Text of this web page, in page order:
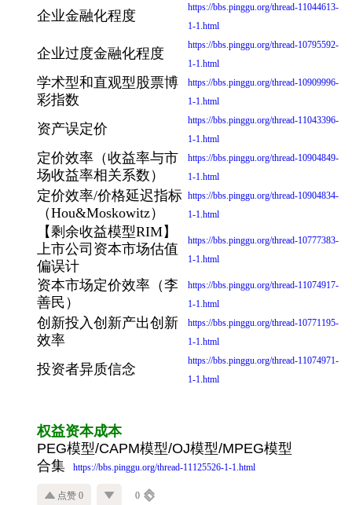
企业金融化程度
https://bbs.pinggu.org/thread-11044613-
1-1.html
企业过度金融化程度
https://bbs.pinggu.org/thread-10795592-
1-1.html
学术型和直观型股票博
彩指数
https://bbs.pinggu.org/thread-10909996-
1-1.html
资产误定价
https://bbs.pinggu.org/thread-11043396-
1-1.html
定价效率（收益率与市
场收益率相关系数）
https://bbs.pinggu.org/thread-10904849-
1-1.html
定价效率/价格延迟指标
（Hou&Moskowitz）
https://bbs.pinggu.org/thread-10904834-
1-1.html
【剩余收益模型RIM】
上市公司资本市场估值
偏误计
https://bbs.pinggu.org/thread-10777383-
1-1.html
资本市场定价效率（李
善民）
https://bbs.pinggu.org/thread-11074917-
1-1.html
创新投入创新产出创新
效率
https://bbs.pinggu.org/thread-10771195-
1-1.html
投资者异质信念
https://bbs.pinggu.org/thread-11074971-
1-1.html
权益资本成本
PEG模型/CAPM模型/OJ模型/MPEG模型
合集
https://bbs.pinggu.org/thread-11125526-1-1.html
点赞 0 0